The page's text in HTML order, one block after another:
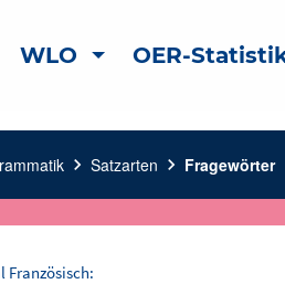
WLO OER-
chevron_right Satzarten chevron_right Fragewörter
Französisch: